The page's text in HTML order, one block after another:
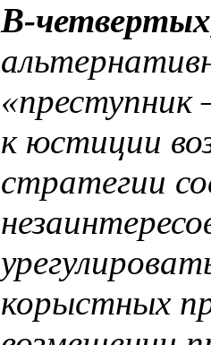
В-
к юстиции
стратегии
корыстных